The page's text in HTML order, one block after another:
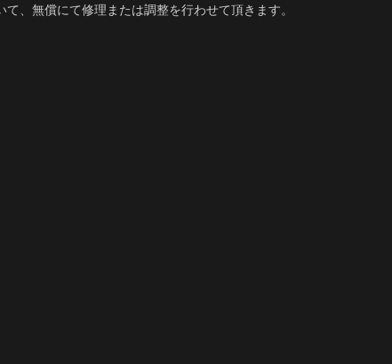
、無償にて修理または調整を行わせて頂きます。